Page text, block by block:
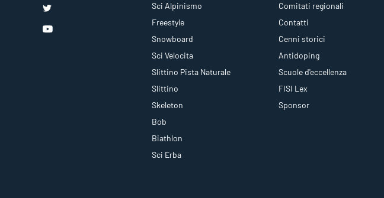
Sci Alpinismo
Freestyle
Snowboard
Sci Velocita
Slittino Pista Naturale
Slittino
Skeleton
Bob
Biathlon
Sci Erba
Comitati regionali
Contatti
Cenni storici
Antidoping
Scuole d'eccellenza
FISI Lex
Sponsor